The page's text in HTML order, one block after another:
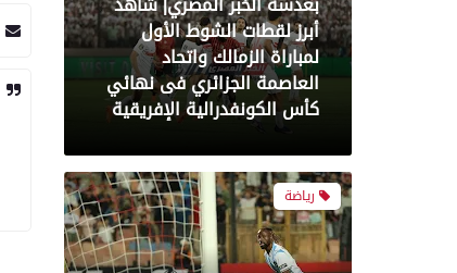
أبرز لقطات الشوط الأول
لمباراة الزمالك واتحاد
العاصمة الجزائري فى نهائي
كأس الكونفدرالية الإفريقية
رياضة